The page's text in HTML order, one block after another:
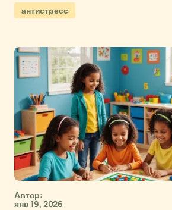
антистресс
Автор:
янв 19, 2026